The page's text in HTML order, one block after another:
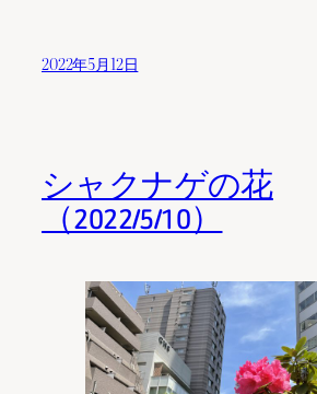
2022年5月12日
シャクナゲの花
（2022/5/10）